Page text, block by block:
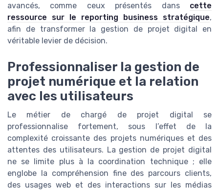
avancés, comme ceux présentés dans cette
ressource sur le reporting business stratégique,
afin de transformer la gestion de projet digital en
véritable levier de décision.
Professionnaliser la gestion de
projet numérique et la relation
avec les utilisateurs
Le métier de chargé de projet digital se
professionnalise fortement, sous l’effet de la
complexité croissante des projets numériques et des
attentes des utilisateurs. La gestion de projet digital
ne se limite plus à la coordination technique ; elle
englobe la compréhension fine des parcours clients,
des usages web et des interactions sur les médias